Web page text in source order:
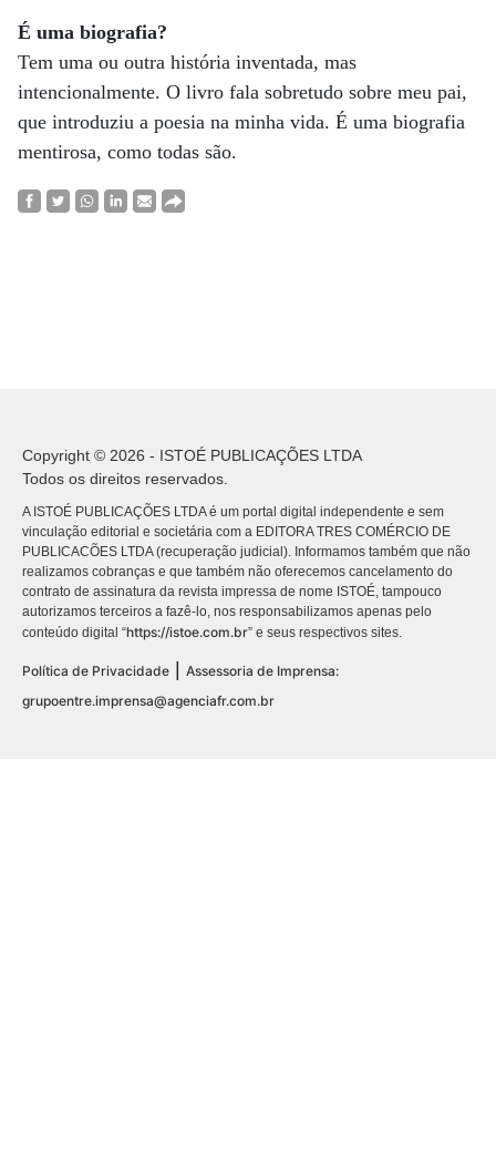
É uma biografia?
Tem uma ou outra história inventada, mas
intencionalmente. O livro fala sobretudo sobre meu pai,
que introduziu a poesia na minha vida. É uma biografia
mentirosa, como todas são.
Copyright © 2026 - ISTOÉ PUBLICAÇÕES LTDA
Todos os direitos reservados.
A ISTOÉ PUBLICAÇÕES LTDA é um portal digital independente e sem
vinculação editorial e societária com a EDITORA TRES COMÉRCIO DE
PUBLICACÕES LTDA (recuperação judicial). Informamos também que não
realizamos cobranças e que também não oferecemos cancelamento do
contrato de assinatura da revista impressa de nome ISTOÉ, tampouco
autorizamos terceiros a fazê-lo, nos responsabilizamos apenas pelo
conteúdo digital “https://istoe.com.br” e seus respectivos sites.
Política de Privacidade
Assessoria de Imprensa:
grupoentre.imprensa@agenciafr.com.br